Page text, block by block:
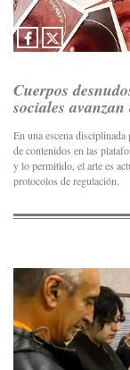
Cuerpos
sociales
En una escena
de contenidos en las
y lo permitido, el arte es
protocolos de regulación.